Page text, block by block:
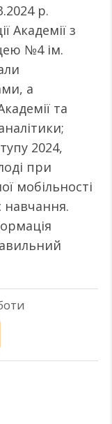
р.
Академії з
№4 ім.
а
та
2024,
при
мобільності
навчання.